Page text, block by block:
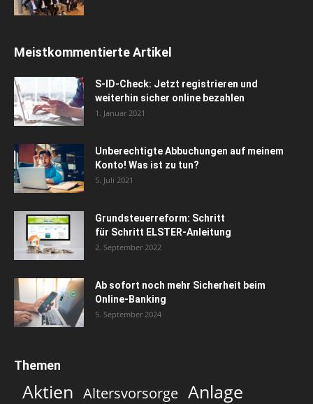
Meistkommentierte Artikel
S-ID-Check: Jetzt registrieren und
weiterhin sicher online bezahlen
1. Januar 2021
Unberechtigte Abbuchungen auf meinem
Konto! Was ist zu tun?
5. Juli 2021
Grundsteuerreform: Schritt
für Schritt ELSTER-Anleitung
2. September 2022
Ab sofort noch mehr Sicherheit beim
Online-Banking
5. September 2024
Themen
Aktien Altersvorsorge Anlage